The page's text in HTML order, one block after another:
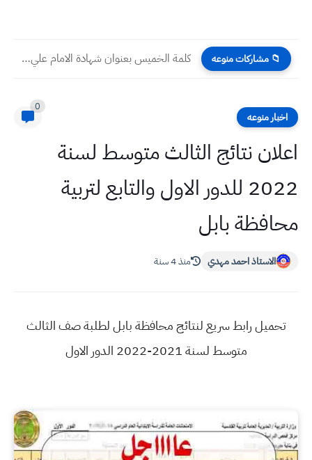
📁 مشاركات منوعه كلمة الخميس بعنوان شهادة الامام علي (عليه السلام)
اخبار منوعه
0
اعلان نتائج الثالث متوسط لسنة
2022 للدور الاول والتابع لتربية
محافظة بابل
الاستاذ احمد مهدي منذ 4 سنة
تحميل رابط سريع لنتائج محافظة بابل لطلبة صف الثالث
متوسط لسنة 2021-2022 الدور الاول